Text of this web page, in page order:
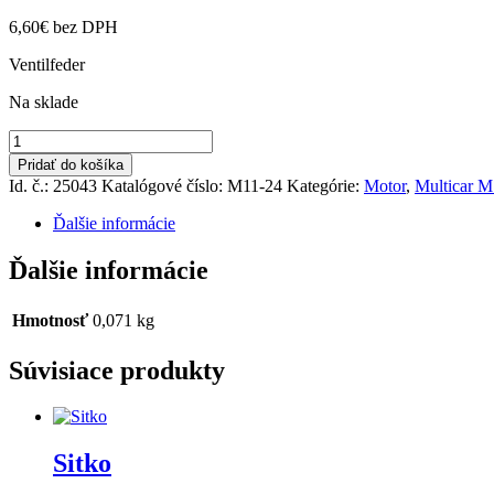
6,60€ bez DPH
Ventilfeder
Na sklade
množstvo
Pružina
ventilu
Pridať do košíka
Id. č.: 25043 Katalógové číslo: M11-24 Kategórie: Motor, Multicar
Ďalšie informácie
Ďalšie informácie
Hmotnosť 0,071 kg
Súvisiace produkty
Sitko